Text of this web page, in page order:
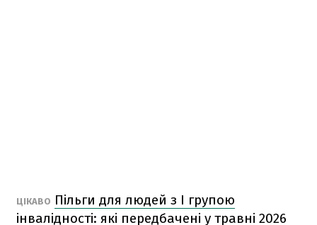
ЦІКАВО Пільги для людей з I групою
інвалідності: які передбачені у травні 2026